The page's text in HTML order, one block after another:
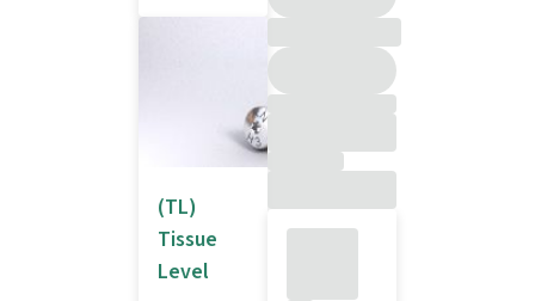
(TL)
Tissue
Level